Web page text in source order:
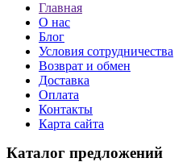
Главная
О нас
Блог
Условия сотрудничества
Возврат и обмен
Доставка
Оплата
Контакты
Карта сайта
Каталог предложений